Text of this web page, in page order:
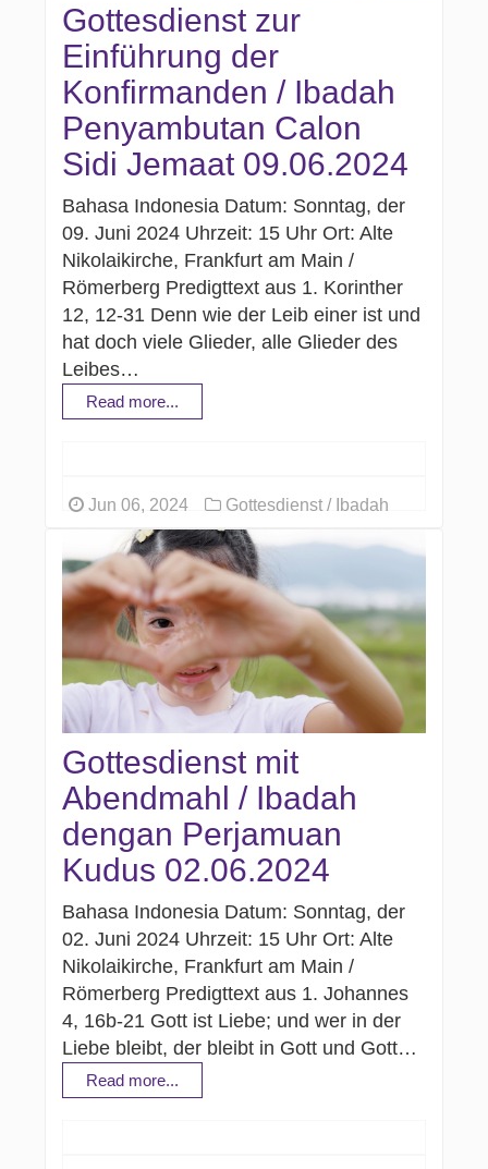
Gottesdienst zur
Einführung der
Konfirmanden / Ibadah
Penyambutan Calon
Sidi Jemaat 09.06.2024
Bahasa Indonesia Datum: Sonntag, der
09. Juni 2024 Uhrzeit: 15 Uhr Ort: Alte
Nikolaikirche, Frankfurt am Main /
Römerberg Predigttext aus 1. Korinther
12, 12-31 Denn wie der Leib einer ist und
hat doch viele Glieder, alle Glieder des
Leibes…
Read more...
Jun 06, 2024 Gottesdienst / Ibadah
Gottesdienst mit
Abendmahl / Ibadah
dengan Perjamuan
Kudus 02.06.2024
Bahasa Indonesia Datum: Sonntag, der
02. Juni 2024 Uhrzeit: 15 Uhr Ort: Alte
Nikolaikirche, Frankfurt am Main /
Römerberg Predigttext aus 1. Johannes
4, 16b-21 Gott ist Liebe; und wer in der
Liebe bleibt, der bleibt in Gott und Gott…
Read more...